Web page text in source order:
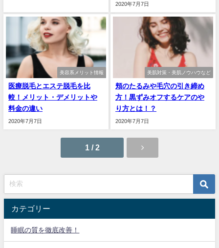
2020年7月7日
美容系メリット情報
医療脱毛とエステ脱毛を比
較！メリット・デメリットや
料金の違い
2020年7月7日
美肌対策・美肌ノウハウなど
頬のたるみや毛穴の引き締め
方！黒ずみオフするケアのや
り方とは！？
2020年7月7日
1 / 2
カテゴリー
睡眠の質を徹底改善！